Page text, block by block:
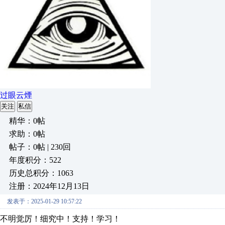
过眼云煙
关注 私信
精华：0帖
求助：0帖
帖子：0帖 | 230回
年度积分：522
历史总积分：1063
注册：2024年12月13日
发表于：2025-01-29 10:57:22
不明觉厉！细究中！支持！学习！